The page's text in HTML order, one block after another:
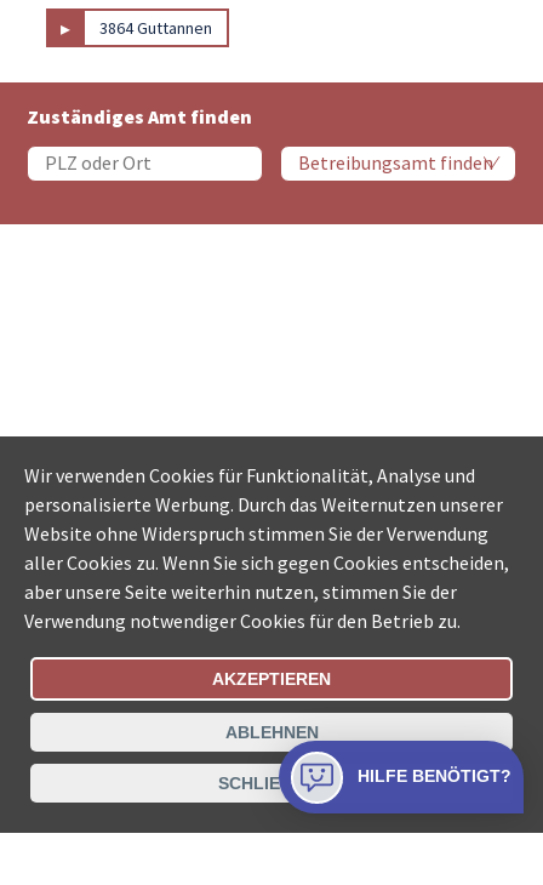
▸ 3864 Guttannen
Zuständiges Amt finden
Bestellungsstatus Ämtersuche der Schweiz
Datenschutz Impressum Nutzungsbestimmungen
Kontakt
Wir verwenden Cookies für Funktionalität, Analyse und
personalisierte Werbung. Durch das Weiternutzen unserer
Website ohne Widerspruch stimmen Sie der Verwendung
aller Cookies zu. Wenn Sie sich gegen Cookies entscheiden,
aber unsere Seite weiterhin nutzen, stimmen Sie der
Verwendung notwendiger Cookies für den Betrieb zu.
AKZEPTIEREN
ABLEHNEN
SCHLIESSEN HILFE BENÖTIGT?